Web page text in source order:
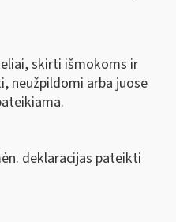
skirti išmokoms ir
neužpildomi arba juose
deklaracijas pateikti